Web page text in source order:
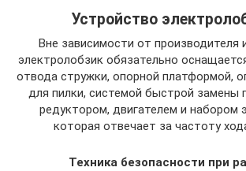
Устройство
Вне зависимости от производителя
электролобзик обязательно
отвода стружки, опорной платформой,
для пилки, системой быстрой замены
редуктором, двигателем и набором
которая отвечает за частоту
Техника безопасности при